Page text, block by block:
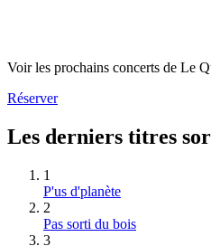
Voir les prochains concerts de Le
Réserver
Les derniers titres
1
P'us d'planète
2
Pas sorti du bois
3